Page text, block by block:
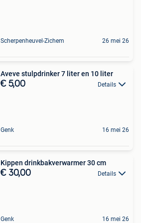
Scherpenheuvel-Zichem 26 mei 26
Aveve stulpdrinker 7 liter en 10 liter
€ 5,00 Details
Genk 16 mei 26
Kippen drinkbakverwarmer 30 cm
€ 30,00 Details
Genk 16 mei 26